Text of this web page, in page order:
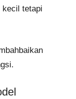
kecil tetapi